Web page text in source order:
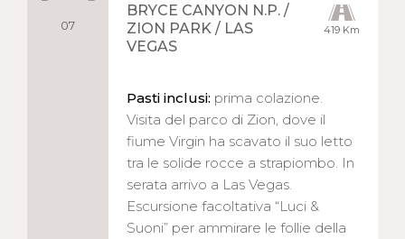
07 419 Km
BRYCE CANYON N.P. /
ZION PARK / LAS
VEGAS
Pasti inclusi: prima colazione.
Visita del parco di Zion, dove il
fiume Virgin ha scavato il suo letto
tra le solide rocce a strapiombo. In
serata arrivo a Las Vegas.
Escursione facoltativa “Luci &
Suoni” per ammirare le follie della